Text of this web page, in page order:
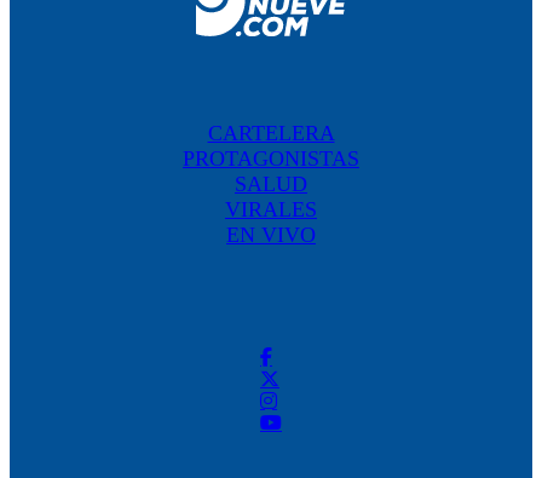
CARTELERA
PROTAGONISTAS
SALUD
VIRALES
EN VIVO